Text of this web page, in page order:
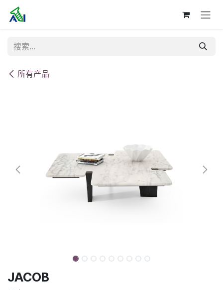
跳至内容
所有产品
JACOB